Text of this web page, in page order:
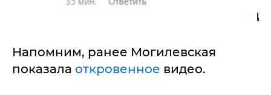
Напомним, ранее Могилевская
показала откровенное видео.